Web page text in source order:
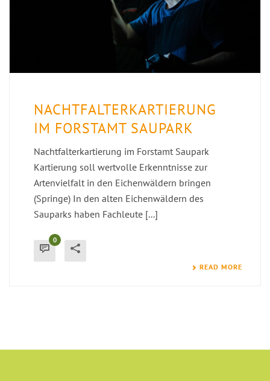
NACHTFALTERKARTIERUNG
IM FORSTAMT SAUPARK
Nachtfalterkartierung im Forstamt Saupark
Kartierung soll wertvolle Erkenntnisse zur
Artenvielfalt in den Eichenwäldern bringen
(Springe) In den alten Eichenwäldern des
Sauparks haben Fachleute [...]
0
READ MORE